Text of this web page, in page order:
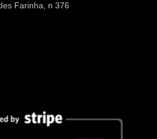
Farinha, n 376